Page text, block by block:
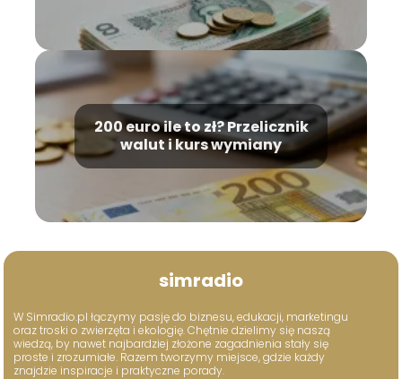
200 euro ile to zł? Przelicznik
walut i kurs wymiany
simradio
W Simradio.pl łączymy pasję do biznesu, edukacji, marketingu
oraz troski o zwierzęta i ekologię. Chętnie dzielimy się naszą
wiedzą, by nawet najbardziej złożone zagadnienia stały się
proste i zrozumiałe. Razem tworzymy miejsce, gdzie każdy
znajdzie inspiracje i praktyczne porady.